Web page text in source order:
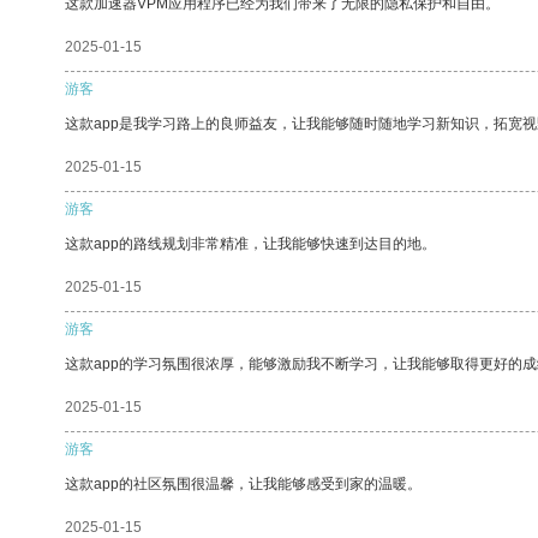
这款加速器VPM应用程序已经为我们带来了无限的隐私保护和自由。
2025-01-15
游客
这款app是我学习路上的良师益友，让我能够随时随地学习新知识，拓宽视
2025-01-15
游客
这款app的路线规划非常精准，让我能够快速到达目的地。
2025-01-15
游客
这款app的学习氛围很浓厚，能够激励我不断学习，让我能够取得更好的成
2025-01-15
游客
这款app的社区氛围很温馨，让我能够感受到家的温暖。
2025-01-15